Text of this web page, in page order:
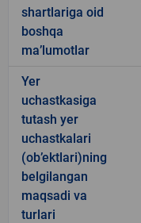
shartlariga oid
boshqa
ma’lumotlar
Yer
uchastkasiga
tutash yer
uchastkalari
(ob’ektlari)ning
belgilangan
maqsadi va
turlari